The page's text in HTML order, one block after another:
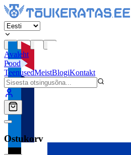
Avaleht
Pood
TeenusedMeistBlogiKontakt
Ostukorv